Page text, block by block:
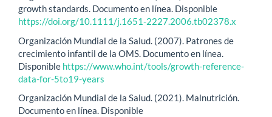
growth standards. Documento en línea. Disponible
https://doi.org/10.1111/j.1651-2227.2006.tb02378.x
Organización Mundial de la Salud. (2007). Patrones de
crecimiento infantil de la OMS. Documento en línea.
Disponible https://www.who.int/tools/growth-reference-
data-for-5to19-years
Organización Mundial de la Salud. (2021). Malnutrición.
Documento en línea. Disponible